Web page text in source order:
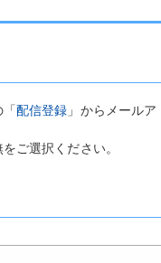
配信登録 」からメール
ご選択ください。